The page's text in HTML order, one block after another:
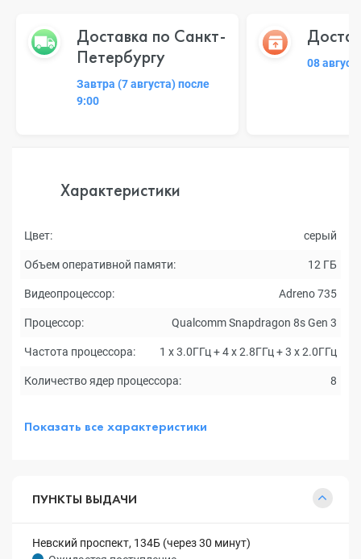
Доставка по Санкт-
Петербургу
Завтра (7 августа) после
9:00
08
Характеристики
Цвет: серый
Объем оперативной памяти: 12 ГБ
Видеопроцессор: Adreno 735
Процессор: Qualcomm Snapdragon 8s Gen 3
Частота процессора: 1 х 3.0ГГц + 4 х 2.8ГГц + 3 х 2.0ГГц
Количество ядер процессора: 8
Показать все характеристики
ПУНКТЫ ВЫДАЧИ
Невский проспект, 134Б (через 30 минут)